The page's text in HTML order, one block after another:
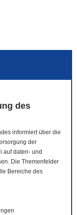
des
informiert über die
der
auf daten- und
Die Themenfelder
Bereiche des